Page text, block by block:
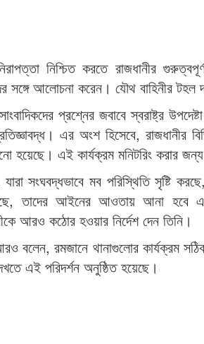
নিশ্চিত করতে রাজধানীর
সঙ্গে আলোচনা করেন। যৌথ বাহিনীর টহল
প্রশ্নের জবাবে স্বরাষ্ট্র
এর অংশ হিসেবে, রাজধানীর
হয়েছে। এই কার্যক্রম মনিটরিং করার জন্য
সংঘবদ্ধভাবে মব পরিস্থিতি সৃষ্টি
তাদের আইনের আওতায় আনা হবে
আরও কঠোর হওয়ার নির্দেশ দেন তিনি।
বলেন, রমজানে থানাগুলোর কার্যক্রম
এই পরিদর্শন অনুষ্ঠিত হয়েছে।